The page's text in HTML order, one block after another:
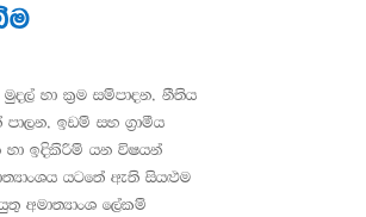
මුදල් හා ක්‍රම සම්පාදන, නීතිය
පාලන, ඉඩම් සහ ග්‍රාමීය
ඉදිකිරිම් යන විෂයන්
යටතේ ඇති සියළුම
අමාත්‍යාංශ ලේකම්